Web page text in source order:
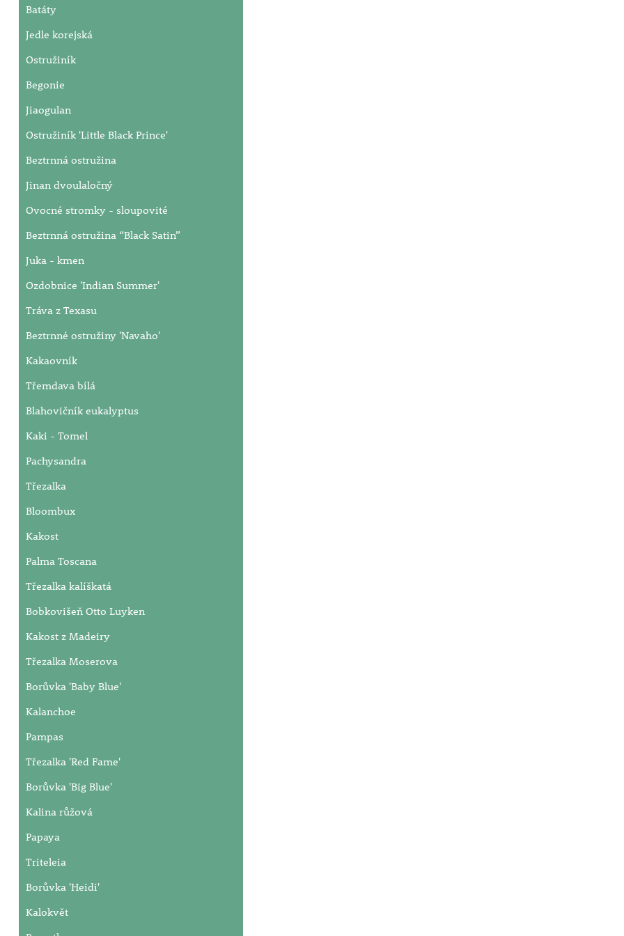
Batáty
Jedle korejská
Ostružiník
Begonie
Jiaogulan
Ostružiník 'Little Black Prince'
Beztrnná ostružina
Jinan dvoulaločný
Ovocné stromky - sloupovité
Beztrnná ostružina “Black Satin”
Juka - kmen
Ozdobnice 'Indian Summer'
Tráva z Texasu
Beztrnné ostružiny 'Navaho'
Kakaovník
Třemdava bílá
Blahovičník eukalyptus
Kaki - Tomel
Pachysandra
Třezalka
Bloombux
Kakost
Palma Toscana
Třezalka kalíškatá
Bobkovišeň Otto Luyken
Kakost z Madeiry
Třezalka Moserova
Borůvka 'Baby Blue'
Kalanchoe
Pampas
Třezalka 'Red Fame'
Borůvka 'Big Blue'
Kalina růžová
Papaya
Triteleia
Borůvka 'Heidi'
Kalokvět